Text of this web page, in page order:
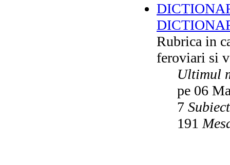
Rubrica in
feroviari si
Ultimul
pe 06
7
191